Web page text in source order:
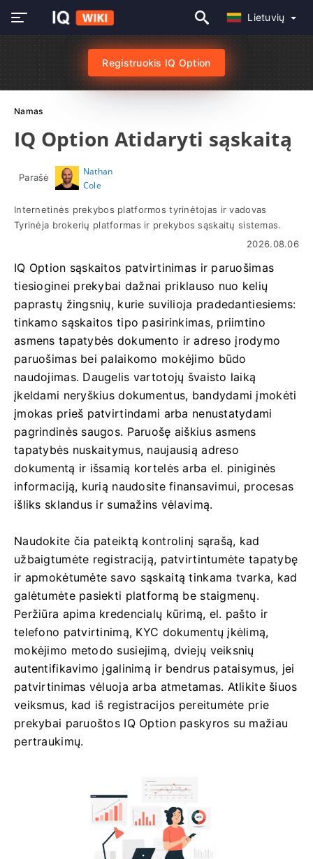
Lietuvių
Registruokis IQ Option
Namas
IQ Option Atidaryti sąskaitą
Parašė
Nathan
Cole
Internetinės prekybos platformos tyrinėtojas ir vadovas
Tyrinėja brokerių platformas ir prekybos sąskaitų sistemas.
2026.08.06
IQ Option sąskaitos patvirtinimas ir paruošimas
tiesioginei prekybai dažnai priklauso nuo kelių
paprastų žingsnių, kurie suvilioja pradedantiesiems:
tinkamo sąskaitos tipo pasirinkimas, priimtino
asmens tapatybės dokumento ir adreso įrodymo
paruošimas bei palaikomo mokėjimo būdo
naudojimas. Daugelis vartotojų švaisto laiką
įkeldami neryškius dokumentus, bandydami įmokėti
įmokas prieš patvirtindami arba nenustatydami
pagrindinės saugos. Paruošę aiškius asmens
tapatybės nuskaitymus, naujausią adreso
dokumentą ir išsamią kortelės arba el. piniginės
informaciją, kurią naudosite finansavimui, procesas
išliks sklandus ir sumažins vėlavimą.
Naudokite čia pateiktą kontrolinį sąrašą, kad
užbaigtumėte registraciją, patvirtintumėte tapatybę
ir apmokėtumėte savo sąskaitą tinkama tvarka, kad
galėtumėte pasiekti platformą be staigmenų.
Peržiūra apima kredencialų kūrimą, el. pašto ir
telefono patvirtinimą, KYC dokumentų įkėlimą,
mokėjimo metodo susiejimą, dviejų veiksnių
autentifikavimo įgalinimą ir bendrus pataisymus, jei
patvirtinimas vėluoja arba atmetamas. Atlikite šiuos
veiksmus, kad iš registracijos pereitumėte prie
prekybai paruoštos IQ Option paskyros su mažiau
pertraukimų.